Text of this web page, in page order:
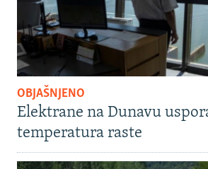
OBJAŠNJENO
Elektrane na Dunavu
temperatura raste